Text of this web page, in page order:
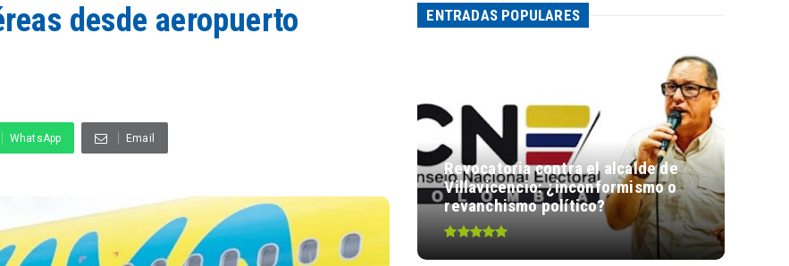
desde aeropuerto
WhatsApp Email
ENTRADAS POPULARES
Revocatoria contra el alcalde de
Villavicencio: ¿inconformismo o
revanchismo político?